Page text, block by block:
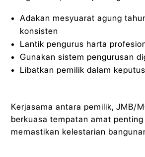
Adakan mesyuarat agung
konsisten
Lantik pengurus harta
Gunakan sistem pengurusan
Libatkan pemilik dalam
Kerjasama antara pemilik, JMB/
berkuasa tempatan amat
memastikan kelestarian